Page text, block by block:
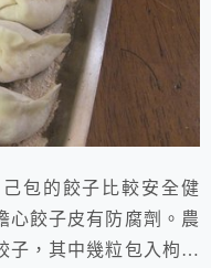
包的餃子比較安全健
心餃子皮有防腐劑。農
子，其中幾粒包入枸杞